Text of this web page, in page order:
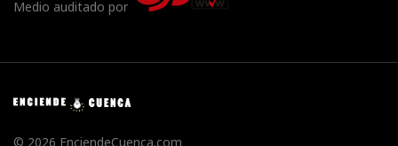
Medio auditado por
© 2026 EnciendeCuenca.com